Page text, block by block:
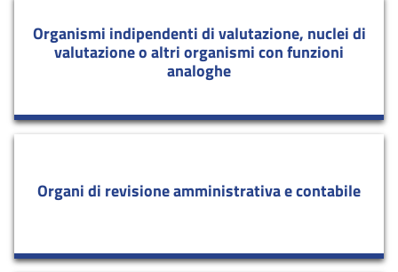
Organismi indipendenti di valutazione, nuclei di
valutazione o altri organismi con funzioni
analoghe
Organi di revisione amministrativa e contabile